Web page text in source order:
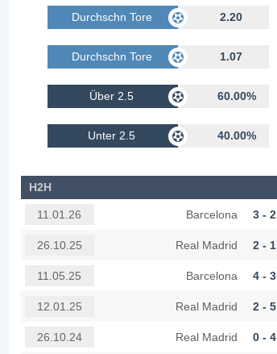
Durchschn Tore Geschossen 2.20
Durchschn Tore Erhalten 1.07
Über 2.5 60.00%
Unter 2.5 40.00%
H2H
11.01.26 Barcelona 3 - 2
26.10.25 Real Madrid 2 - 1
11.05.25 Barcelona 4 - 3
12.01.25 Real Madrid 2 - 5
26.10.24 Real Madrid 0 - 4